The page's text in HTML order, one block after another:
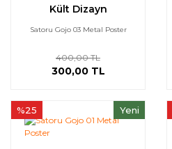
Kült Dizayn
Satoru Gojo 03 Metal Poster
400,00 TL
300,00 TL
Yeni
%25